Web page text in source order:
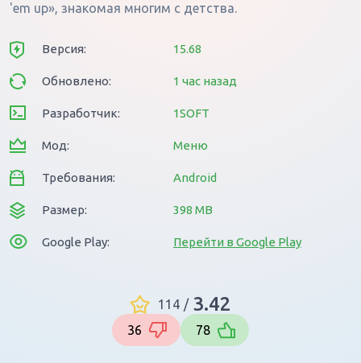
'em up», знакомая многим с детства.
Версия: 15.68
Обновлено: 1 час назад
Разработчик: 1SOFT
Мод: Меню
Требования: Android
Размер: 398 MB
Google Play: Перейти в Google Play
114 / 3.42
36 78